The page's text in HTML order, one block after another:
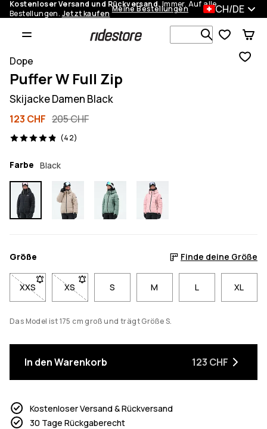
Kostenloser Versand und Rückversand.Immer. Auf alle
Bestellungen. Jetzt kaufen Meine Bestellungen CH/DE
Dope
Puffer W Full Zip
Skijacke Damen Black
123 CHF 205 CHF
(42)
42 Reviews, 4.9/5
Farbe Black
Größe Finde deine Größe
XXS- Größe XXS nicht verfügbar. Klicke, um benachrichtigt zu
XS- Größe XS nicht verfügbar. Klicke, um
S M L XL
Das Model ist 175 cm groß und trägt Größe S.
In den Warenkorb 123 CHF
Kostenloser Versand & Rückversand
30 Tage Rückgaberecht